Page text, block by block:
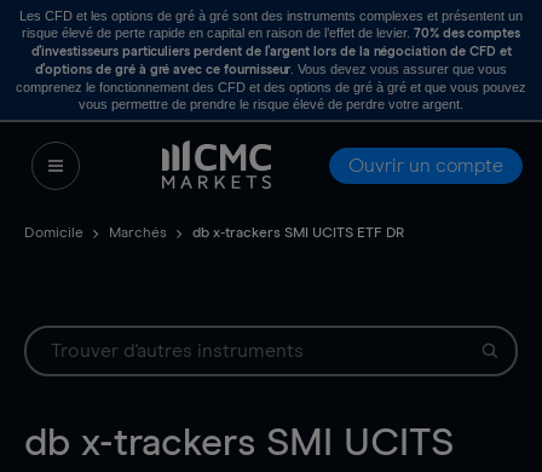
Les CFD et les options de gré à gré sont des instruments complexes et présentent un
risque élevé de perte rapide en capital en raison de l’effet de levier. 70% des comptes
d’investisseurs particuliers perdent de l’argent lors de la négociation de CFD et
d’options de gré à gré avec ce fournisseur . Vous devez vous assurer que vous
comprenez le fonctionnement des CFD et des options de gré à gré et que vous pouvez
vous permettre de prendre le risque élevé de perdre votre argent.
Ouvrir un compte
Domicile Marchés db x-trackers SMI UCITS ETF DR
db x-trackers SMI UCITS